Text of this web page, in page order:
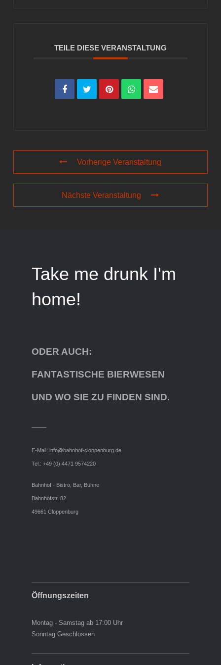
TEILE DIESE VERANSTALTUNG
Vorherige Veranstaltung
Nächste Veranstaltung
Take me drunk I'm
home!
ODER AUCH:
FANTASTISCHE BIERWESEN
UND WO SIE ZU FINDEN SIND.
E-Mail: info@bahnhof-cloppenburg.de
Tel.: +49 (0) 4471 9574220
Bahnhof - Bistro, Bar, Bühne
Bahnhofstr. 82
49661 Cloppenburg
Öffnungszeiten
Montag - Samstag ab 17:00 Uhr
Sonntag Geschlossen